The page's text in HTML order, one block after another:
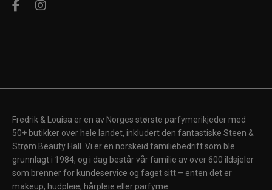
Fredrik & Louisa er en av Norges største parfymerikjeder med
50+ butikker over hele landet, inkludert den fantastiske Steen &
Strøm Beauty Hall. Vi er en norskeid familiebedrift som ble
grunnlagt i 1984, og i dag består vår familie av over 600 ildsjeler
som brenner for kundeservice og faget sitt – enten det er
makeup, hudpleie, hårpleie eller parfyme.